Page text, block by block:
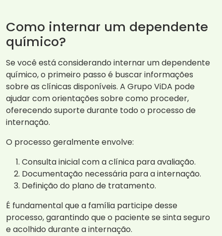
Como internar um dependente
químico?
Se você está considerando internar um dependente
químico, o primeiro passo é buscar informações
sobre as clínicas disponíveis. A Grupo ViDA pode
ajudar com orientações sobre como proceder,
oferecendo suporte durante todo o processo de
internação.
O processo geralmente envolve:
Consulta inicial com a clínica para avaliação.
Documentação necessária para a internação.
Definição do plano de tratamento.
É fundamental que a família participe desse
processo, garantindo que o paciente se sinta seguro
e acolhido durante a internação.